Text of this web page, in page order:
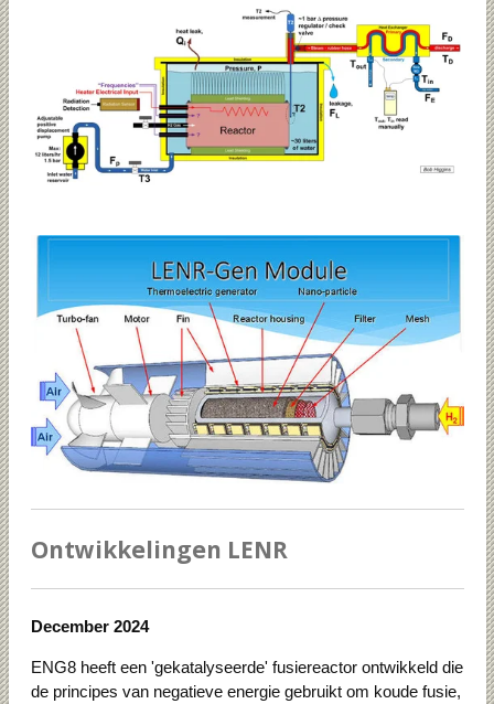
Ontwikkelingen LENR
December 2024
ENG8 heeft een 'gekatalyseerde' fusiereactor ontwikkeld die
de principes van negatieve energie gebruikt om koude fusie,